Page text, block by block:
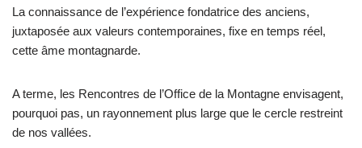
La connaissance de l’expérience fondatrice des anciens,
juxtaposée aux valeurs contemporaines, fixe en temps réel,
cette âme montagnarde.
A terme, les Rencontres de l’Office de la Montagne envisagent,
pourquoi pas, un rayonnement plus large que le cercle restreint
de nos vallées.